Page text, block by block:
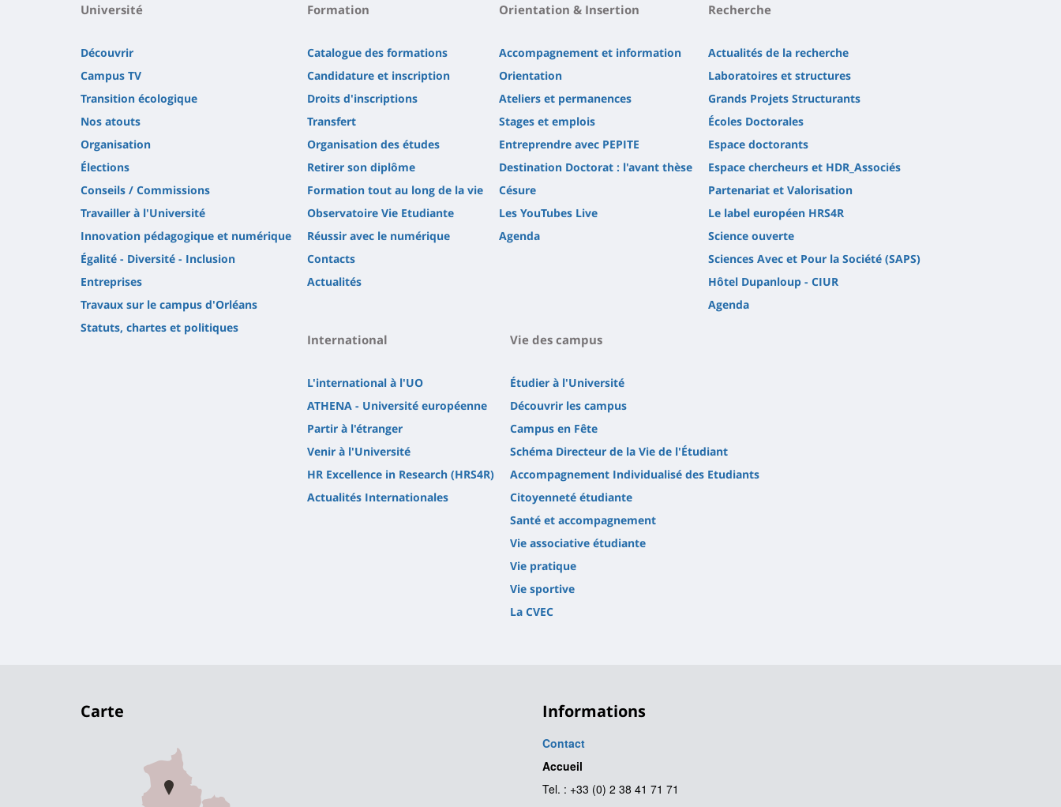
Université
Découvrir
Campus TV
Transition écologique
Nos atouts
Organisation
Élections
Conseils / Commissions
Travailler à l'Université
Innovation pédagogique et numérique
Égalité - Diversité - Inclusion
Entreprises
Travaux sur le campus d'Orléans
Statuts, chartes et politiques
Formation
Catalogue des formations
Candidature et inscription
Droits d'inscriptions
Transfert
Organisation des études
Retirer son diplôme
Formation tout au long de la vie
Observatoire Vie Etudiante
Réussir avec le numérique
Contacts
Actualités
Orientation & Insertion
Accompagnement et information
Orientation
Ateliers et permanences
Stages et emplois
Entreprendre avec PEPITE
Destination Doctorat : l'avant thèse
Césure
Les YouTubes Live
Agenda
Recherche
Actualités de la recherche
Laboratoires et structures
Grands Projets Structurants
Écoles Doctorales
Espace doctorants
Espace chercheurs et HDR_Associés
Partenariat et Valorisation
Le label européen HRS4R
Science ouverte
Sciences Avec et Pour la Société (SAPS)
Hôtel Dupanloup - CIUR
Agenda
International
L'international à l'UO
ATHENA - Université européenne
Partir à l'étranger
Venir à l'Université
HR Excellence in Research (HRS4R)
Actualités Internationales
Vie des campus
Étudier à l'Université
Découvrir les campus
Campus en Fête
Schéma Directeur de la Vie de l'Étudiant
Accompagnement Individualisé des Etudiants
Citoyenneté étudiante
Santé et accompagnement
Vie associative étudiante
Vie pratique
Vie sportive
La CVEC
Carte Informations
Contact
Accueil
Tel. : +33 (0) 2 38 41 71 71